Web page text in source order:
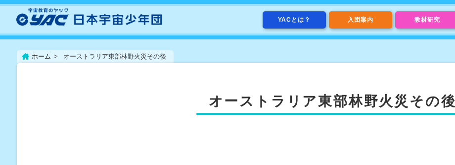
YACとは？ 入団案内 教材研究
ホーム オーストラリア東部林野火災その後
オーストラリア東部林野火災その後